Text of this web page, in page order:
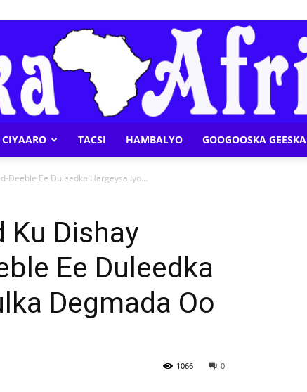
Afrika
CIYAARO TACSI HAMBALYO GOOGOOSKA GEESKA
Deeble Ee Duleedka Hargeysa Iyo...
Ku Dishay
Ee Duleedka
Degmada Oo
0
1066